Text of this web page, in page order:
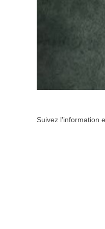
Suivez l'information